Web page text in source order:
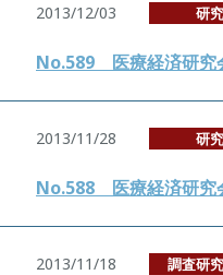
2013/12/03 研
No.589 医療経済研究
2013/11/28 研
No.588 医療経済研究
2013/11/18 調査研